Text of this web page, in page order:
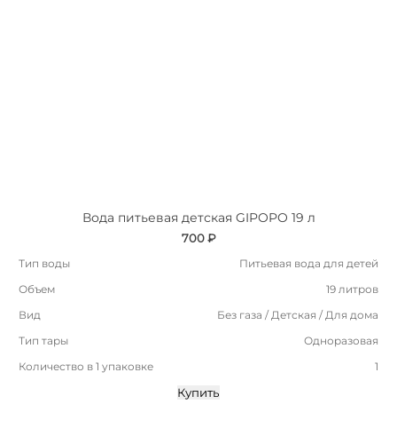
Вода питьевая детская GIPOPO 19 л
700 ₽
Тип воды
Питьевая вода для детей
Объем
19 литров
Вид
Без газа / Детская / Для дома
Тип тары
Одноразовая
Количество в 1 упаковке
1
Купить